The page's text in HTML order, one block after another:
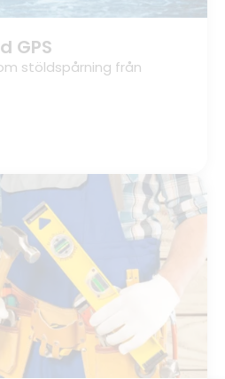
GPS
stöldspårning från